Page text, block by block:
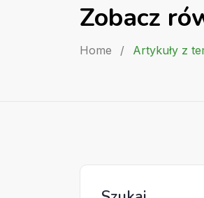
Zobacz
Home / Artykuły z